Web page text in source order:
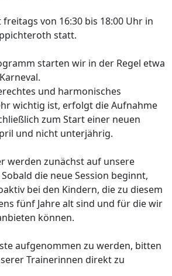
von 16:30 bis 18:00 Uhr in
statt.
starten wir in der Regel etwa
und harmonisches
wichtig ist, erfolgt die Aufnahme
zum Start einer neuen
und nicht unterjährig.
werden zunächst auf unsere
die neue Session beginnt,
bei den Kindern, die zu diesem
fünf Jahre alt sind und für die wir
können.
aufgenommen zu werden, bitten
Trainerinnen direkt zu